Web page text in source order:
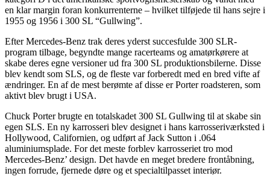
en klar margin foran konkurrenterne – hvilket tilføjede til hans sejre i
1955 og 1956 i 300 SL “Gullwing”.
Efter Mercedes-Benz trak deres yderst succesfulde 300 SLR-
program tilbage, begyndte mange racerteams og amatørkørere at
skabe deres egne versioner ud fra 300 SL produktionsbilerne. Disse
blev kendt som SLS, og de fleste var forberedt med en bred vifte af
ændringer. En af de mest berømte af disse er Porter roadsteren, som
aktivt blev brugt i USA.
Chuck Porter brugte en totalskadet 300 SL Gullwing til at skabe sin
egen SLS. En ny karrosseri blev designet i hans karrosseriværksted i
Hollywood, Californien, og udført af Jack Sutton i .064
aluminiumsplade. For det meste forblev karrosseriet tro mod
Mercedes-Benz’ design. Det havde en meget bredere frontåbning,
ingen forrude, fjernede døre og et specialtilpasset interiør.